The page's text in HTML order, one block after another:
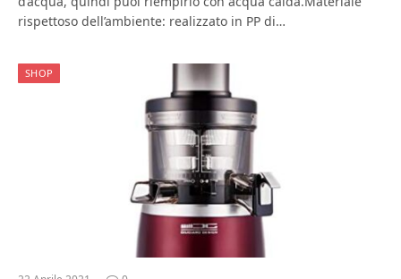
rispettoso dell’ambiente: realizzato in PP di…
SHOP